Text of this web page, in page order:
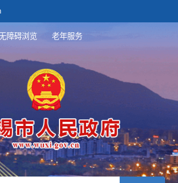
障碍浏览 老年服务